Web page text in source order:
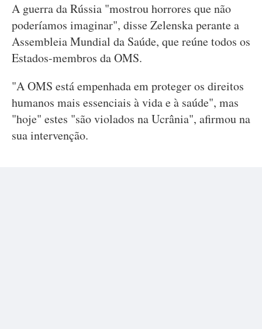
A guerra da Rússia "mostrou horrores que não
poderíamos imaginar", disse Zelenska perante a
Assembleia Mundial da Saúde, que reúne todos os
Estados-membros da OMS.
"A OMS está empenhada em proteger os direitos
humanos mais essenciais à vida e à saúde", mas
"hoje" estes "são violados na Ucrânia", afirmou na
sua intervenção.